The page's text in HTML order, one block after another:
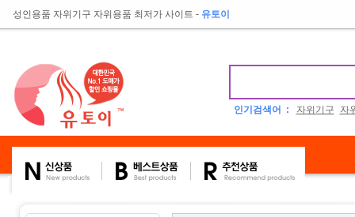
성인용품 자위기구 자위용품 최저가 사이트 - 유토이
인기검색어 : 자위기구 자